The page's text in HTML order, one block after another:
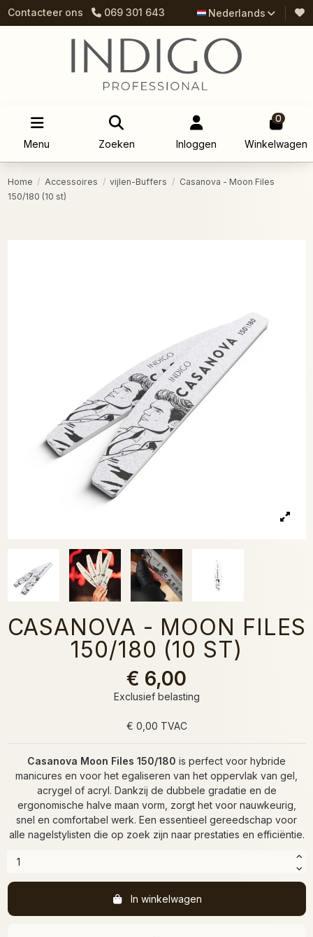
Contacteer ons 069 301 643 Nederlands
Menu Zoeken Inloggen
0
Winkelwagen
Home Accessoires vijlen-Buffers
Casanova - Moon Files
150/180 (10 st)
CASANOVA - MOON FILES
150/180 (10 ST)
€ 6,00
Exclusief belasting
€ 0,00 TVAC
Casanova Moon Files 150/180 is perfect voor hybride
manicures en voor het egaliseren van het oppervlak van gel,
acrygel of acryl. Dankzij de dubbele gradatie en de
ergonomische halve maan vorm, zorgt het voor nauwkeurig,
snel en comfortabel werk. Een essentieel gereedschap voor
alle nagelstylisten die op zoek zijn naar prestaties en efficiëntie.
In winkelwagen